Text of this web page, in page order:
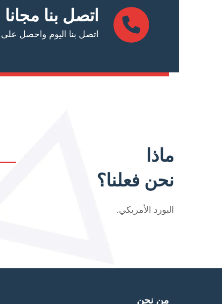
اتصل بنا مجانا
اتصل بنا اليوم واحصل على عرض
ماذا
نحن فعلنا؟
البورد الأمريكي.
من نحن